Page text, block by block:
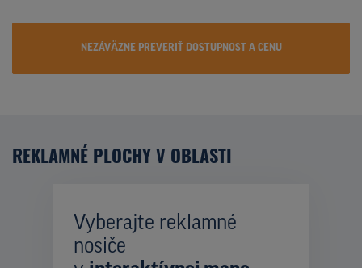
NEZÁVÄZNE PREVERIŤ DOSTUPNOST A CENU
REKLAMNÉ PLOCHY V OBLASTI
Vyberajte reklamné
nosiče